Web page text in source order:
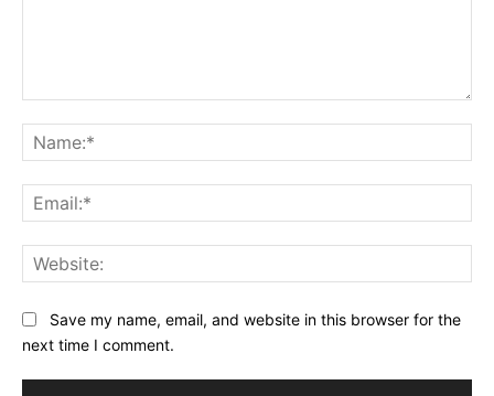
Save my name, email, and website in this browser for the
next time I comment.